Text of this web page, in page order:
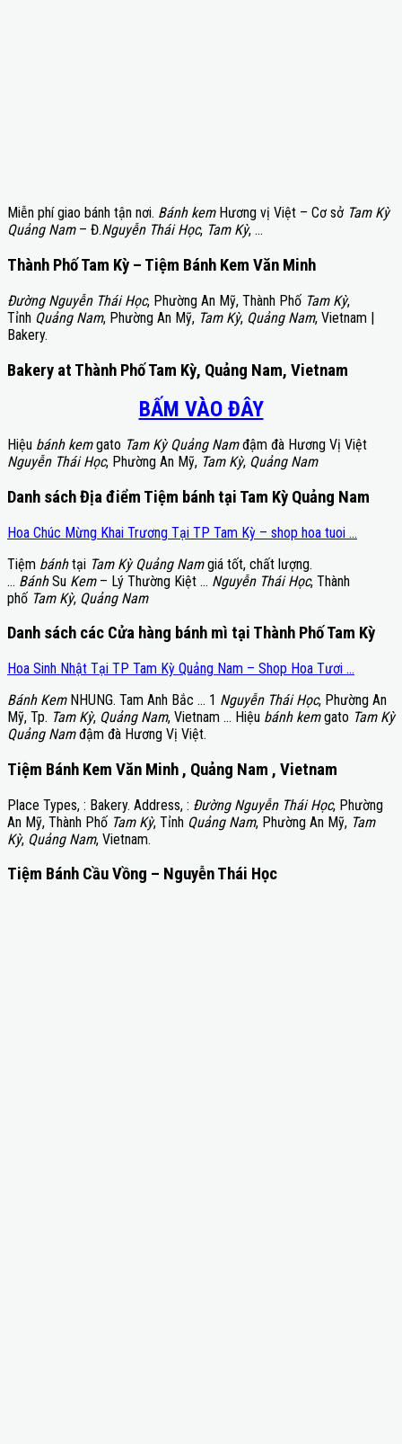
Miễn phí giao bánh tận nơi. Bánh kemHương vị Việt – Cơ sở Tam Kỳ
Quảng Nam– Đ.Nguyễn Thái Học, Tam Kỳ, …
Thành Phố Tam Kỳ – Tiệm Bánh Kem Văn Minh
Đường Nguyễn Thái Học, Phường An Mỹ, Thành Phố Tam Kỳ,
Tỉnh Quảng Nam, Phường An Mỹ, Tam Kỳ, Quảng Nam, Vietnam |
Bakery.
Bakery at Thành Phố Tam Kỳ, Quảng Nam, Vietnam
BẤM VÀO ĐÂY
Hiệu bánh kemgato Tam Kỳ Quảng Namđậm đà Hương Vị Việt
Nguyễn Thái Học, Phường An Mỹ, Tam Kỳ, Quảng Nam
Danh sách Địa điểm Tiệm bánh tại Tam Kỳ Quảng Nam
Hoa Chúc Mừng Khai Trương Tại TP Tam Kỳ – shop hoa tuoi …
Tiệm bánhtại Tam Kỳ Quảng Namgiá tốt, chất lượng.
… BánhSu Kem– Lý Thường Kiệt … Nguyễn Thái Học, Thành
phố Tam Kỳ, Quảng Nam
Danh sách các Cửa hàng bánh mì tại Thành Phố Tam Kỳ
Hoa Sinh Nhật Tại TP Tam Kỳ Quảng Nam – Shop Hoa Tươi …
Bánh KemNHUNG. Tam Anh Bắc … 1 Nguyễn Thái Học, Phường An
Mỹ, Tp. Tam Kỳ, Quảng Nam, Vietnam … Hiệu bánh kemgato Tam Kỳ
Quảng Namđậm đà Hương Vị Việt.
Tiệm Bánh Kem Văn Minh , Quảng Nam , Vietnam
Place Types, : Bakery. Address, : Đường Nguyễn Thái Học, Phường
An Mỹ, Thành Phố Tam Kỳ, Tỉnh Quảng Nam, Phường An Mỹ, Tam
Kỳ, Quảng Nam, Vietnam.
Tiệm Bánh Cầu Vồng – Nguyễn Thái Học